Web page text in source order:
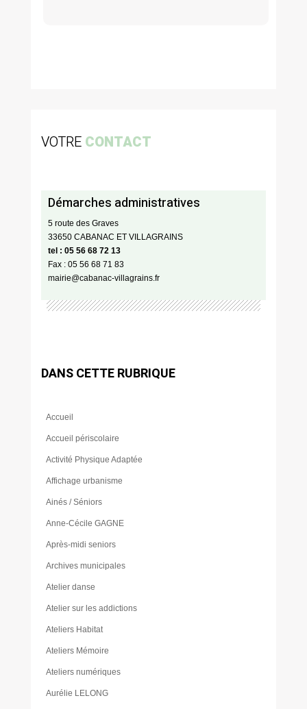
VOTRE CONTACT
Démarches administratives
5 route des Graves
33650 CABANAC ET VILLAGRAINS
tel : 05 56 68 72 13
Fax : 05 56 68 71 83
mairie@cabanac-villagrains.fr
DANS CETTE RUBRIQUE
Accueil
Accueil périscolaire
Activité Physique Adaptée
Affichage urbanisme
Ainés / Séniors
Anne-Cécile GAGNE
Après-midi seniors
Archives municipales
Atelier danse
Atelier sur les addictions
Ateliers Habitat
Ateliers Mémoire
Ateliers numériques
Aurélie LELONG